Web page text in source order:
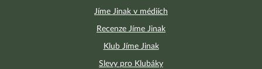
Jíme Jinak v médiích
Recenze Jíme Jinak
Klub Jíme Jinak
Slevy pro Klubáky